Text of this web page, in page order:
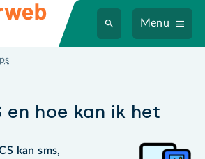
Menu
en hoe kan ik het
kan sms,